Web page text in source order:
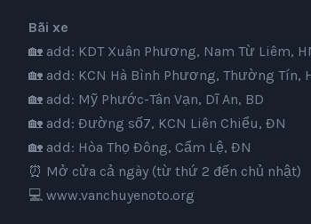
Bãi xe
🏡 add: KDT Xuân Phương, Nam Từ Liêm,
🏡 add: KCN Hà Bình Phương, Thường Tín,
🏡 add: Mỹ Phước-Tân Vạn, Dĩ An, BD
🏡 add: Đường số7, KCN Liên Chiểu, ĐN
🏡 add: Hòa Thọ Đông, Cẩm Lệ, ĐN
⏰ Mở cửa cả ngày (từ thứ 2 đến chủ nhật)
💻 www.vanchuyenoto.org